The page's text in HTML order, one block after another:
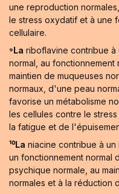
une reproduction
le stress oxydatif et à une
cellulaire.
⁹La riboflavine contribue à
normal, au fonctionnement
maintien de muqueuses
normaux, d'une peau
favorise un métabolisme
les cellules contre le
la fatigue et de
¹⁰La niacine contribue à
un fonctionnement normal
psychique normale, au
normales et à la réduction